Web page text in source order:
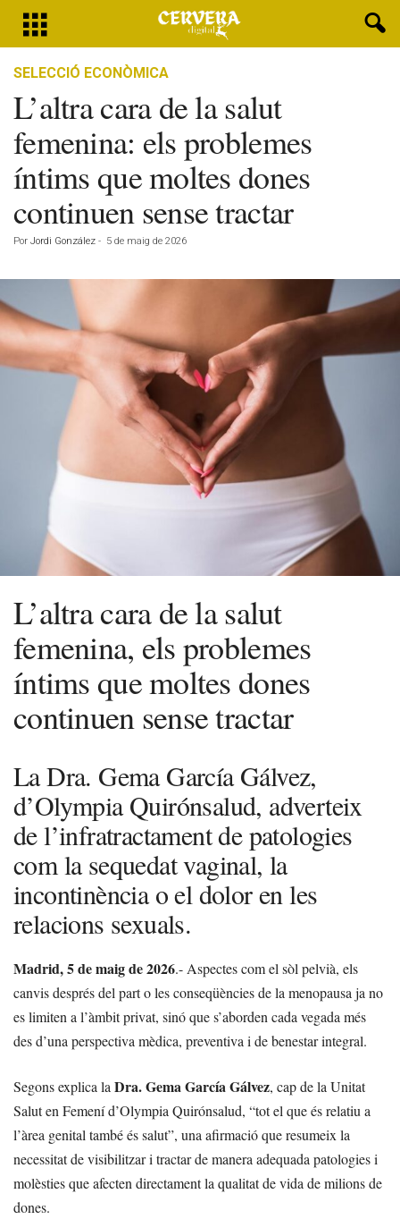
SELECCIÓ ECONÒMICA
L’altra cara de la salut
femenina: els problemes
íntims que moltes dones
continuen sense tractar
Por Jordi González - 5 de maig de 2026
L’altra cara de la salut
femenina, els problemes
íntims que moltes dones
continuen sense tractar
La Dra. Gema García Gálvez,
d’Olympia Quirónsalud, adverteix
de l’infratractament de patologies
com la sequedat vaginal, la
incontinència o el dolor en les
relacions sexuals.
Madrid, 5 de maig de 2026.- Aspectes com el sòl pelvià, els
canvis després del part o les conseqüències de la menopausa ja no
es limiten a l’àmbit privat, sinó que s’aborden cada vegada més
des d’una perspectiva mèdica, preventiva i de benestar integral.
Segons explica la Dra. Gema García Gálvez, cap de la Unitat
Salut en Femení d’Olympia Quirónsalud, “tot el que és relatiu a
l’àrea genital també és salut”, una afirmació que resumeix la
necessitat de visibilitzar i tractar de manera adequada patologies i
molèsties que afecten directament la qualitat de vida de milions de
dones.